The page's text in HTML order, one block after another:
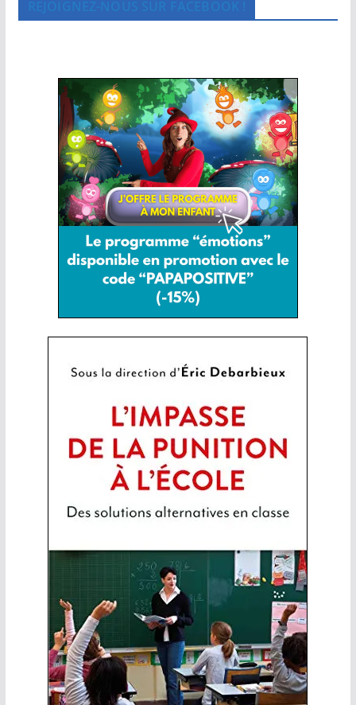
REJOIGNEZ-NOUS SUR FACEBOOK !